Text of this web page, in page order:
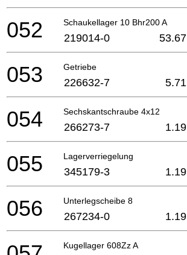
Schaukellager 10 Bhr200 A
052 219014-0 53.67
Getriebe
053 226632-7 5.71
Sechskantschraube 4x12
054 266273-7 1.19
Lagerverriegelung
055 345179-3 1.19
Unterlegscheibe 8
056 267234-0 1.19
Kugellager 608Zz A